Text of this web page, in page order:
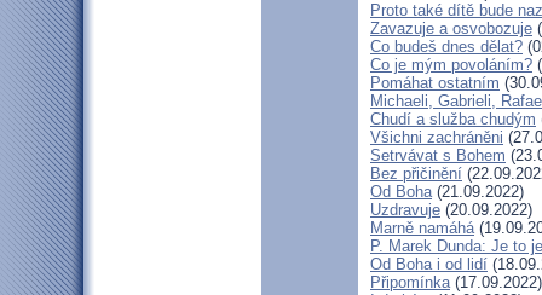
Proto také dítě bude
Zavazuje a osvobozuje
Co budeš dnes dělat?
Co je mým povoláním?
Pomáhat ostatním
Michaeli, Gabrieli,
Chudí a služba chudým
Všichni zachráněni
Setrvávat s Bohem
Bez přičinění
Od Boha(21.09.2022)
Uzdravuje (20.09.2022)
Marně namáhá
P. Marek Dunda: Je to
Od Boha i od lidí
Připomínka(17.09.2022)